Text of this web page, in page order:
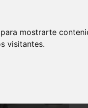
mostrarte
visitantes.